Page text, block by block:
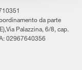
da parte
Palazzina, 6/8, cap.
02967640356